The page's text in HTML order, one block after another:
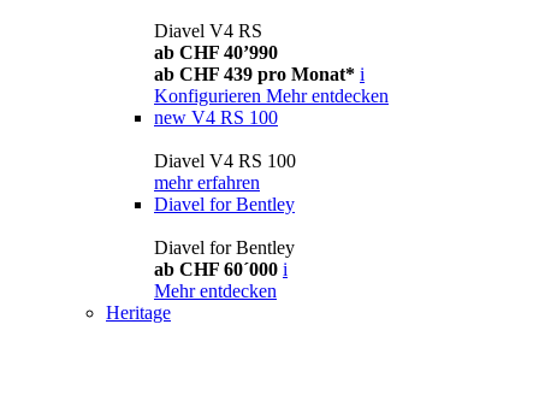
Diavel V4 RS
ab CHF 40’990
ab CHF 439 pro Monat* i
Konfigurieren Mehr entdecken
new V4 RS 100
Diavel V4 RS 100
mehr erfahren
Diavel for Bentley
Diavel for Bentley
ab CHF 60´000 i
Mehr entdecken
Heritage